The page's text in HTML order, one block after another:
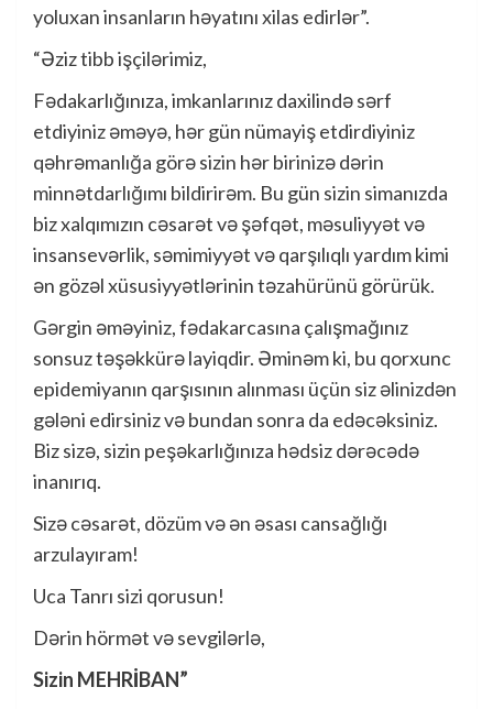
yoluxan insanların həyatını xilas edirlər”.
“Əziz tibb işçilərimiz,
Fədakarlığınıza, imkanlarınız daxilində sərf
etdiyiniz əməyə, hər gün nümayiş etdirdiyiniz
qəhrəmanlığa görə sizin hər birinizə dərin
minnətdarlığımı bildirirəm. Bu gün sizin simanızda
biz xalqımızın cəsarət və şəfqət, məsuliyyət və
insansevərlik, səmimiyyət və qarşılıqlı yardım kimi
ən gözəl xüsusiyyətlərinin təzahürünü görürük.
Gərgin əməyiniz, fədakarcasına çalışmağınız
sonsuz təşəkkürə layiqdir. Əminəm ki, bu qorxunc
epidemiyanın qarşısının alınması üçün siz əlinizdən
gələni edirsiniz və bundan sonra da edəcəksiniz.
Biz sizə, sizin peşəkarlığınıza hədsiz dərəcədə
inanırıq.
Sizə cəsarət, dözüm və ən əsası cansağlığı
arzulayıram!
Uca Tanrı sizi qorusun!
Dərin hörmət və sevgilərlə,
Sizin MEHRİBAN”